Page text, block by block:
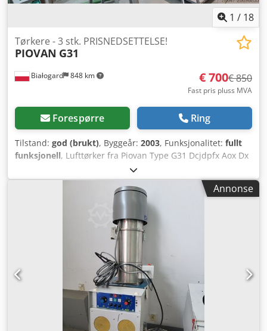
1 / 18
Białogard 848 km
Tørkere - 3 stk. PRISNEDSETTELSE!
PIOVAN G31
€ 700€ 850
Fast pris pluss MVA
Forespørre Ring
Tilstand: god (brukt), Byggeår: 2003, Funksjonalitet: fullt
funksjonell, Lufttørker fra Piovan Type G31 Dcjdpfx Aox Dx
E Dsi Sjk Varmeeffekt 1,6 kW Materialbeholder fra Piovan
Type T30IX Volum 30 liter PRISREDUKSJON FRA 850 TIL 700
Annonse